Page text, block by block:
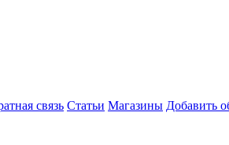
связь Статьи Магазины Добавить